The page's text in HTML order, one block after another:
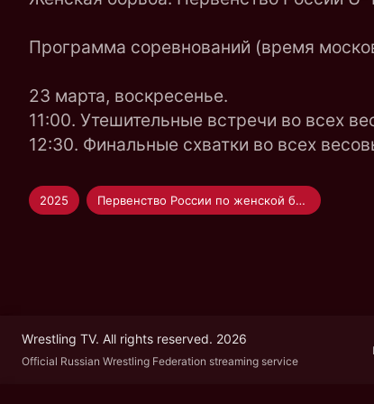
Программа соревнований (время
23 марта, воскресенье.
11:00. Утешительные встречи во всех
12:30. Финальные схватки во всех
2025 Первенство России по женской борьбе U-17
Wrestling TV. All rights reserved. 2026
Official Russian Wrestling Federation streaming service